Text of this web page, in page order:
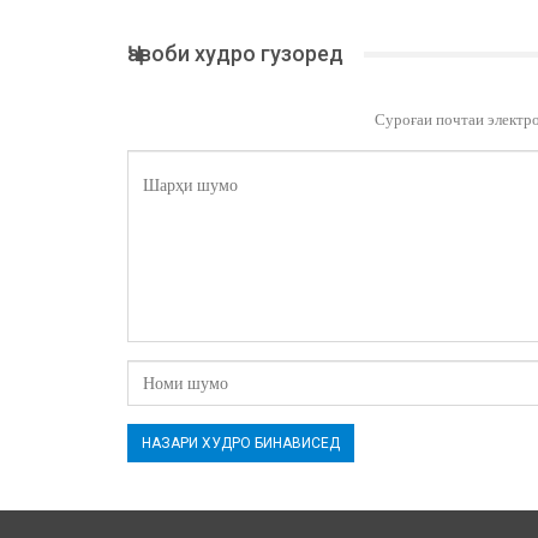
Ҷавоби худро гузоред
Суроғаи почтаи